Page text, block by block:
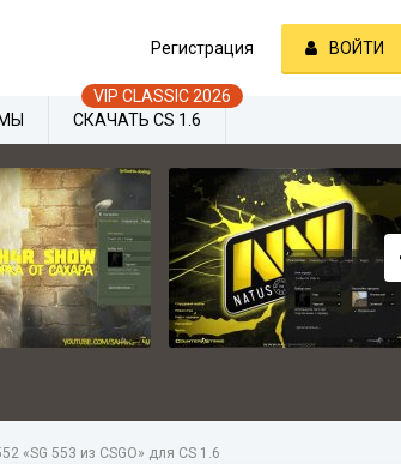
«SG 553 из CSGO» для CS 1.6
Регистрация ВОЙТИ
СКАЧАТЬ CS 1.6